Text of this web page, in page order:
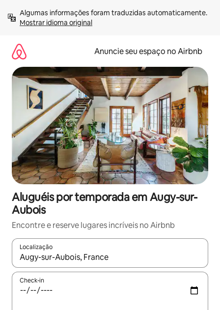
para
Mostrar idioma original
Anuncie seu espaço no Airbnb
Aluguéis por temporada em Augy-sur-
Aubois
Encontre e reserve lugares incríveis no Airbnb
Localização
Quando os resultados estiverem disponíveis, explore-os
Check-in